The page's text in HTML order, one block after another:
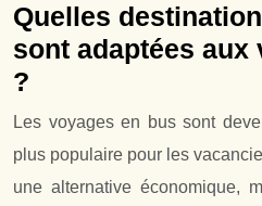
Quelles
sont adaptées aux
?
Les voyages en bus sont
plus populaire pour les
une alternative économique,